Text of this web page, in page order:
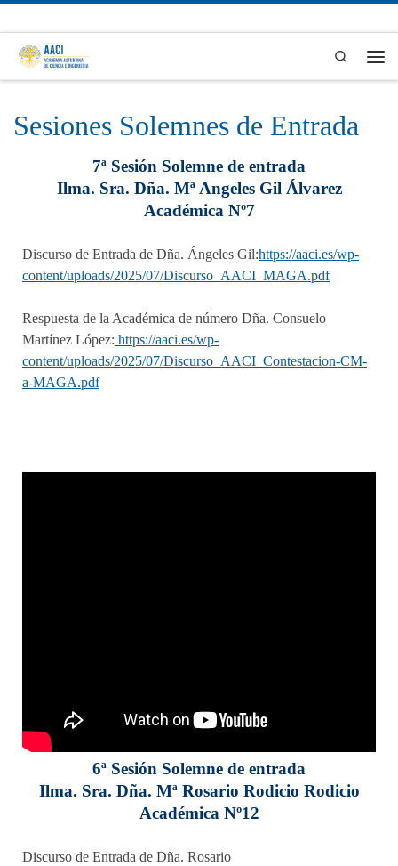
Search
Sesiones Solemnes de Entrada
7ª Sesión Solemne de entrada
Ilma. Sra. Dña. Mª Angeles Gil Álvarez
Académica Nº7
Discurso de Entrada de Dña. Ángeles Gil:https://aaci.es/wp-
content/uploads/2025/07/Discurso_AACI_MAGA.pdf
Respuesta de la Académica de número Dña. Consuelo
Martínez López: https://aaci.es/wp-
content/uploads/2025/07/Discurso_AACI_Contestacion-CM-
a-MAGA.pdf
6ª Sesión Solemne de entrada
Ilma. Sra. Dña. Mª Rosario Rodicio Rodicio
Académica Nº12
Discurso de Entrada de Dña. Rosario